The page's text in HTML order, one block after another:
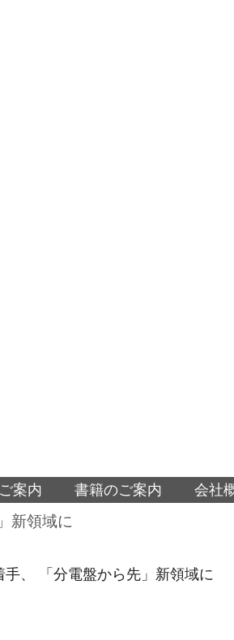
案内 書籍のご案内 会社
新領域に
、 「分電盤から先」新領域に